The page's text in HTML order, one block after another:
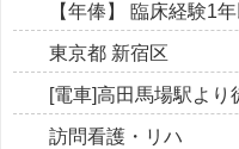
【年俸】 臨床経験1
東京都 新宿区
[電車]高田馬場駅より
訪問看護・リハ